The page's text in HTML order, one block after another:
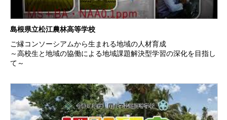
島根県立松江農林高等学校
ご縁コンソーシアムから生まれる地域の人材育成
～高校生と地域の協働による地域課題解決型学習の深化を目指し
て～